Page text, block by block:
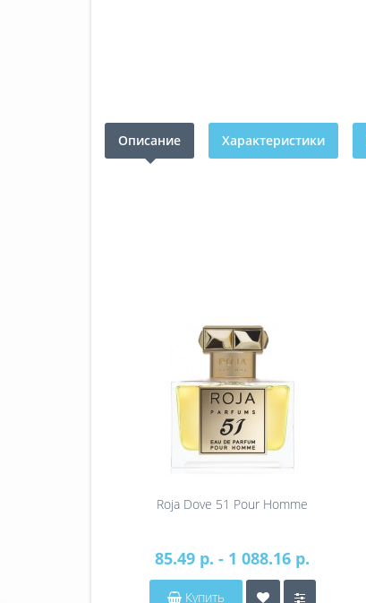
Описание Характеристики
Roja Dove 51 Pour Homme
85.49 р. - 1 088.16 р.
Купить